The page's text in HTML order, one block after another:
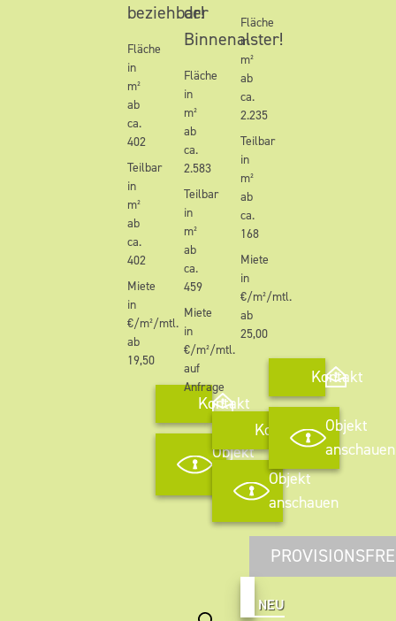
beziehbar!
Fläche
in
m²
ab
ca.
402
Teilbar
in
m²
ab
ca.
402
Miete
in
€/m²/mtl.
ab
19,50
Kontakt
Objekt
anschauen
der
Binnenalster!
Fläche
in
m²
ab
ca.
2.583
Teilbar
in
m²
ab
ca.
459
Miete
in
€/m²/mtl.
auf
Anfrage
Kontakt
Objekt
anschauen
Fläche
in
m²
ab
ca.
2.235
Teilbar
in
m²
ab
ca.
168
Miete
in
€/m²/mtl.
ab
25,00
Kontakt
Objekt
anschauen
NEU